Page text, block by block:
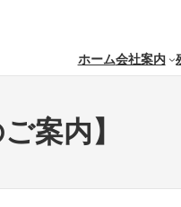
ホーム会社案内
案内】